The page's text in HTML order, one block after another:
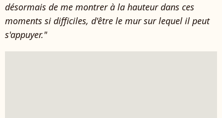
désormais de me montrer à la hauteur dans ces
moments si difficiles, d'être le mur sur lequel il peut
s'appuyer."